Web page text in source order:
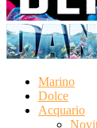
Marino
Dolce
Acquario